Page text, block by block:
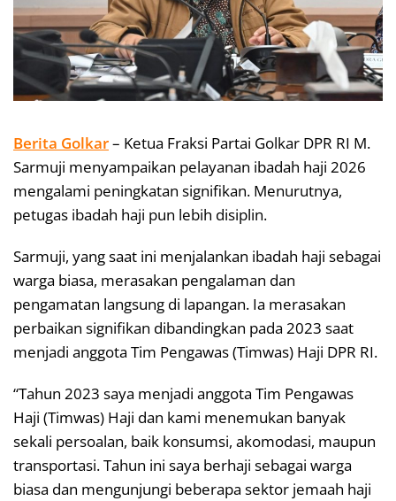
Berita Golkar– Ketua Fraksi Partai Golkar DPR RI M.
Sarmuji menyampaikan pelayanan ibadah haji 2026
mengalami peningkatan signifikan. Menurutnya,
petugas ibadah haji pun lebih disiplin.
Sarmuji, yang saat ini menjalankan ibadah haji sebagai
warga biasa, merasakan pengalaman dan
pengamatan langsung di lapangan. Ia merasakan
perbaikan signifikan dibandingkan pada 2023 saat
menjadi anggota Tim Pengawas (Timwas) Haji DPR RI.
“Tahun 2023 saya menjadi anggota Tim Pengawas
Haji (Timwas) Haji dan kami menemukan banyak
sekali persoalan, baik konsumsi, akomodasi, maupun
transportasi. Tahun ini saya berhaji sebagai warga
biasa dan mengunjungi beberapa sektor jemaah haji